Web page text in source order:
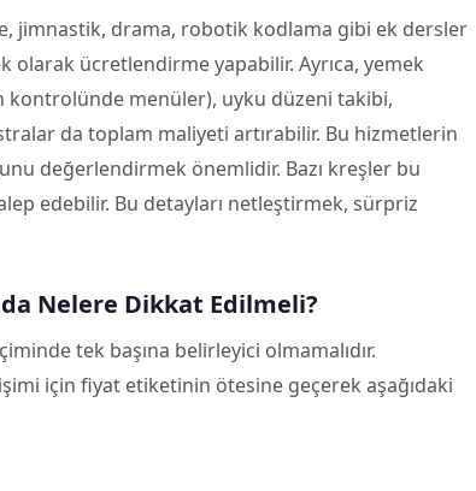
jimnastik, drama, robotik kodlama gibi ek dersler
ücretlendirme yapabilir. Ayrıca, yemek
kontrolünde menüler), uyku düzeni takibi,
da toplam maliyeti artırabilir. Bu hizmetlerin
değerlendirmek önemlidir. Bazı kreşler bu
edebilir. Bu detayları netleştirmek, sürpriz
Nelere Dikkat Edilmeli?
tek başına belirleyici olmamalıdır.
için fiyat etiketinin ötesine geçerek aşağıdaki